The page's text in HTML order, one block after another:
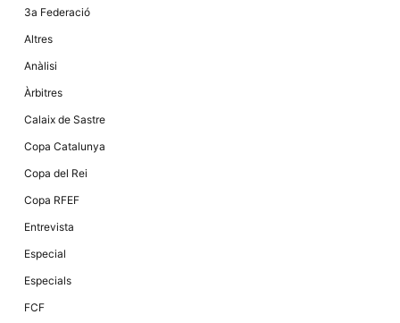
3a Federació
Altres
Anàlisi
Àrbitres
Calaix de Sastre
Copa Catalunya
Copa del Rei
Copa RFEF
Entrevista
Especial
Especials
FCF